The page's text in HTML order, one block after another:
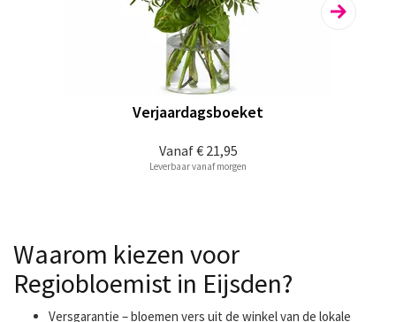
Vanaf€ 21,95
Verjaardagsboeket
Leverbaar vanaf morgen
Waarom kiezen voor
Regiobloemist in Eijsden?
Versgarantie – bloemen vers uit de winkel van de lokale